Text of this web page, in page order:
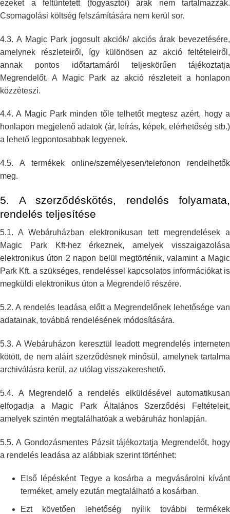
ezeket a feltüntetett(fogyasztói) árak nem tartalmazzák.
Csomagolási költség felszámítására nem kerül sor.
4.3. A Magic Park jogosult akciók/ akciós árak bevezetésére,
amelynek részleteiről, így különösen az akció feltételeiről,
annak pontosidőtartamáról teljeskörűen tájékoztatja
Megrendelőt. A Magic Park az akciórészleteit a honlapon
közzéteszi.
4.4. A Magic Park minden tőle telhetőt megtesz azért, hogy a
honlapon megjelenő adatok (ár, leírás, képek, elérhetőség stb.)
a lehető legpontosabbak legyenek.
4.5. A termékek online/személyesen/telefonon rendelhetők
meg.
5. A szerződéskötés, rendelés folyamata,
rendelés teljesítése
5.1. A Webáruházban elektronikusan tett megrendelések a
Magic Park Kft-hez érkeznek, amelyek visszaigazolása
elektronikus úton 2 napon belül
megtörténik, valamint a Magic
Park Kft. a szükséges, rendeléssel kapcsolatos információkat is
megküldi elektronikus úton a Megrendelő részére.
5.2. A rendelés leadása előtt a Megrendelőnek lehetősége van
adatainak, továbbá rendelésének módosítására.
5.3. A Webáruházon keresztül leadott megrendelés interneten
kötött, de nemaláírt szerződésnek minősül, amelynek tartalma
archiválásra kerül, az utólag visszakereshető.
5.4. A Megrendelő a rendelés elküldésével automatikusan
elfogadja a Magic Park Általános Szerződési Feltételeit,
amelyek szintén megtalálhatóak a webáruház honlapján.
5.5. A Gondozásmentes Pázsit tájékoztatja Megrendelőt, hogy
a rendelés leadása az alábbiak szerint történhet:
Első lépésként Tegye a kosárba a megvásárolni kívánt
terméket, amely ezután megtalálható a kosárban.
Ezt követően lehetőség nyílik további termékek